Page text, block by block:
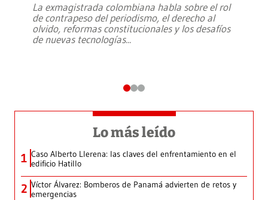
La exmagistrada colombiana habla sobre el rol
de contrapeso del periodismo, el derecho al
olvido, reformas constitucionales y los desafíos
de nuevas tecnologías...
Lo más leído
1 Caso Alberto Llerena: las claves del enfrentamiento en el
edificio Hatillo
2 Víctor Álvarez: Bomberos de Panamá advierten de retos y
emergencias